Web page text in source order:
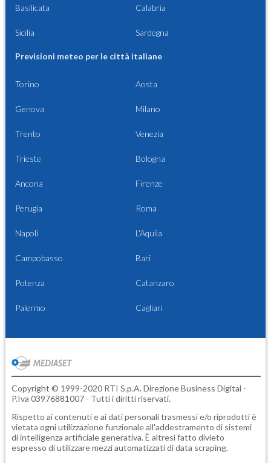
Basilicata Calabria
Sicilia Sardegna
Previsioni meteo per le città italiane
Torino Aosta
Genova Milano
Trento Venezia
Trieste Bologna
Ancona Firenze
Perugia Roma
Napoli L'Aquila
Campobasso Bari
Potenza Catanzaro
Palermo Cagliari
Copyright © 1999-2020 RTI S.p.A. Direzione Business Digital -
P.Iva 03976881007 - Tutti i diritti riservati.
Rispetto ai contenuti e ai dati personali trasmessi e/o riprodotti è
vietata ogni utilizzazione funzionale all'addestramento di sistemi
di intelligenza artificiale generativa. È altresì fatto divieto
espresso di utilizzare mezzi automatizzati di data scraping.